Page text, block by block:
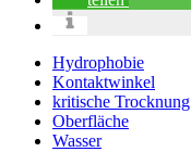
Hydrophobie
Kontaktwinkel
kritische Trocknung
Oberfläche
Wasser